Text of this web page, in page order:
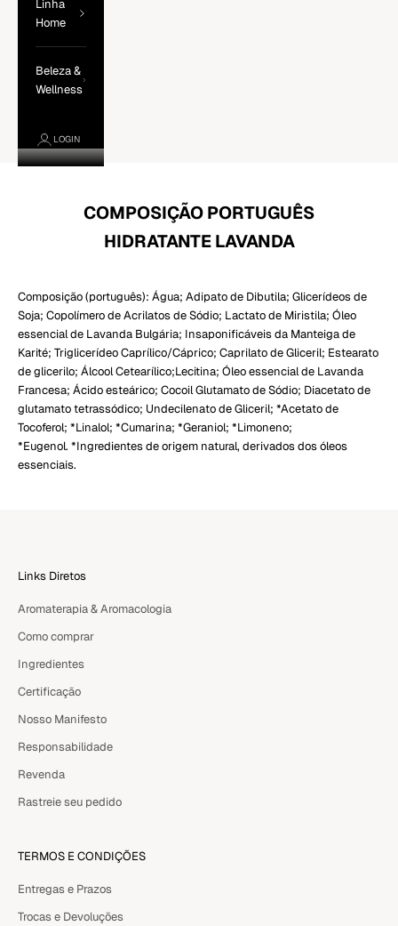
Linha
Home
Beleza &
Wellness
LOGIN
COMPOSIÇÃO PORTUGUÊS
HIDRATANTE LAVANDA
Composição (português): Água; Adipato de Dibutila; Glicerídeos de
Soja; Copolímero de Acrilatos de Sódio; Lactato de Miristila; Óleo
essencial de Lavanda Bulgária; Insaponificáveis da Manteiga de
Karité; Triglicerídeo Caprílico/Cáprico; Caprilato de Gliceril; Estearato
de glicerilo; Álcool Cetearílico;Lecitina; Óleo essencial de Lavanda
Francesa; Ácido esteárico; Cocoil Glutamato de Sódio; Diacetato de
glutamato tetrassódico; Undecilenato de Gliceril; *Acetato de
Tocoferol; *Linalol; *Cumarina; *Geraniol; *Limoneno;
*Eugenol. *Ingredientes de origem natural, derivados dos óleos
essenciais.
Links Diretos
Aromaterapia & Aromacologia
Como comprar
Ingredientes
Certificação
Nosso Manifesto
Responsabilidade
Revenda
Rastreie seu pedido
TERMOS E CONDIÇÕES
Entregas e Prazos
Trocas e Devoluções